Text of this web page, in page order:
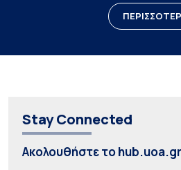
Stay Connected
Ακολουθήστε το